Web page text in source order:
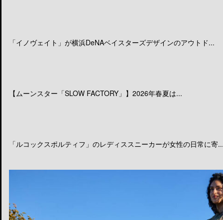
「イノヴェイト」が横浜DeNAベイスターズデザインのアウトド...
【ムーンスター「SLOW FACTORY」】2026年春夏は...
「ルコックスポルティフ」のレディススニーカーが女性の日常に寄